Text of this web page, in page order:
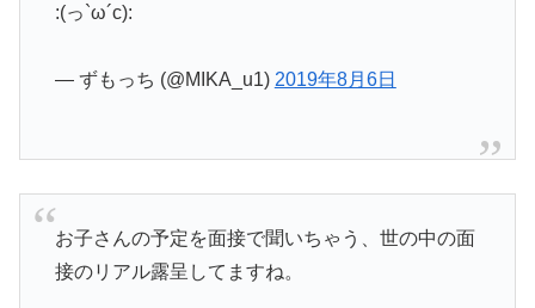
:(っ`ω´c):
— ずもっち (@MIKA_u1) 2019年8月6日
お子さんの予定を面接で聞いちゃう、世の中の面
接のリアル露呈してますね。